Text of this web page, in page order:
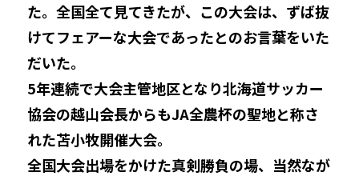
た。全国全て見てきたが、この大会は、ずば抜
けてフェアーな大会であったとのお言葉をいた
だいた。
5年連続で大会主管地区となり北海道サッカー
協会の越山会長からもJA全農杯の聖地と称さ
れた苫小牧開催大会。
全国大会出場をかけた真剣勝負の場、当然なが